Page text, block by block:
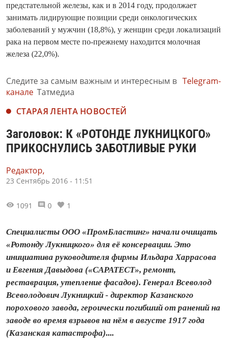
предстательной железы, как и в 2014 году, продолжает
занимать лидирующие позиции среди онкологических
заболеваний у мужчин (18,8%), у женщин среди локализаций
рака на первом месте по-прежнему находится молочная
железа (22,0%).
Следите за самым важным и интересным в Telegram-
канале Татмедиа
СТАРАЯ ЛЕНТА НОВОСТЕЙ
Заголовок: К «РОТОНДЕ ЛУКНИЦКОГО»
ПРИКОСНУЛИСЬ ЗАБОТЛИВЫЕ РУКИ
Редактор,
23 Сентябрь 2016 - 11:51
1091 0 1
Специалисты ООО «ПромБластинг» начали очищать
«Ротонду Лукницкого» для её консервации. Это
инициатива руководителя фирмы Ильдара Харрасова
и Евгения Давыдова («CAPATECT», ремонт,
реставрация, утепление фасадов). Генерал Всеволод
Всеволодович Лукницкий - директор Казанского
порохового завода, героически погибший от ранений на
заводе во время взрывов на нём в августе 1917 года
(Казанская катастрофа)....